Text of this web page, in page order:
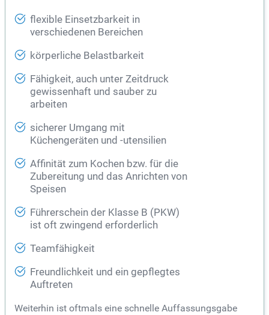
flexible Einsetzbarkeit in
verschiedenen Bereichen
körperliche Belastbarkeit
Fähigkeit, auch unter Zeitdruck
gewissenhaft und sauber zu
arbeiten
sicherer Umgang mit
Küchengeräten und -utensilien
Affinität zum Kochen bzw. für die
Zubereitung und das Anrichten von
Speisen
Führerschein der Klasse B (PKW)
ist oft zwingend erforderlich
Teamfähigkeit
Freundlichkeit und ein gepflegtes
Auftreten
Weiterhin ist oftmals eine schnelle Auffassungsgabe